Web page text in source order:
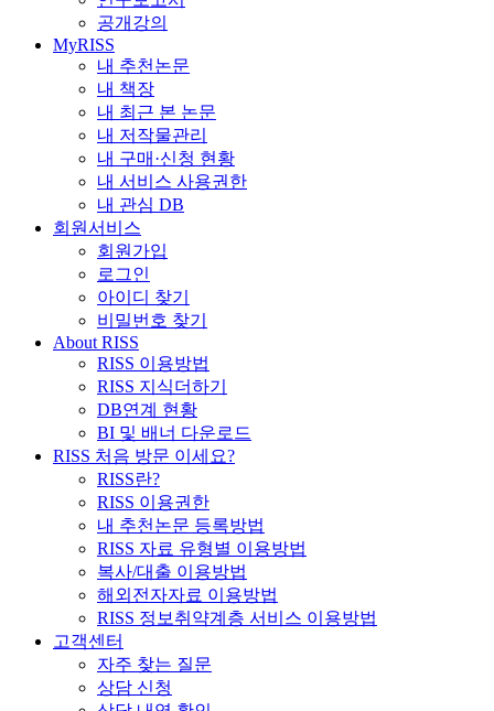
공개강의
MyRISS
내 추천논문
내 책장
내 최근 본 논문
내 저작물관리
내 구매·신청 현황
내 서비스 사용권한
내 관심 DB
회원서비스
회원가입
로그인
아이디 찾기
비밀번호 찾기
About RISS
RISS 이용방법
RISS 지식더하기
DB연계 현황
BI 및 배너 다운로드
RISS 처음 방문 이세요?
RISS란?
RISS 이용권한
내 추천논문 등록방법
RISS 자료 유형별 이용방법
복사/대출 이용방법
해외전자자료 이용방법
RISS 정보취약계층 서비스 이용방법
고객센터
자주 찾는 질문
상담 신청